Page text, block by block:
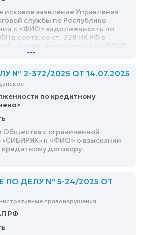
заявление Управления
службы по Республике
с <ФИО> задолженность по
в соотв. со ст. 228 НК РФ в
руб., штраф, начисленный по НДФЛ
со ст. 228 НК РФ в размере 3
16 НК РФ в размере 6 669,00
3 425,71 руб., на общую сумму 32
...
№ 2-372/2025 ОТ 14.07.2025
по кредитному
Общества с ограниченной
«СИБИРЯК» к <ФИО> о взыскании
договору
ПО ДЕЛУ № 5-24/2025 ОТ
правонарушения
РФ